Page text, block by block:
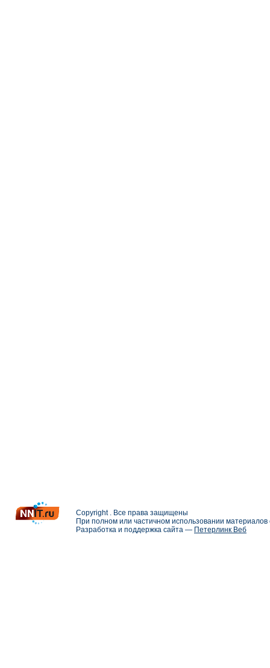
Copyright . Все права защищены
При полном или частичном использовании
Разработка и поддержка сайта — Петерлинк Веб